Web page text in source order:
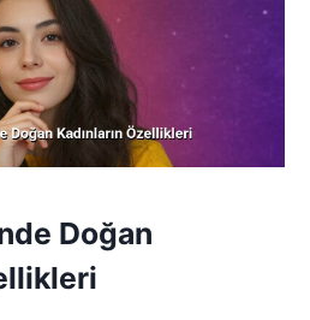
Doğan